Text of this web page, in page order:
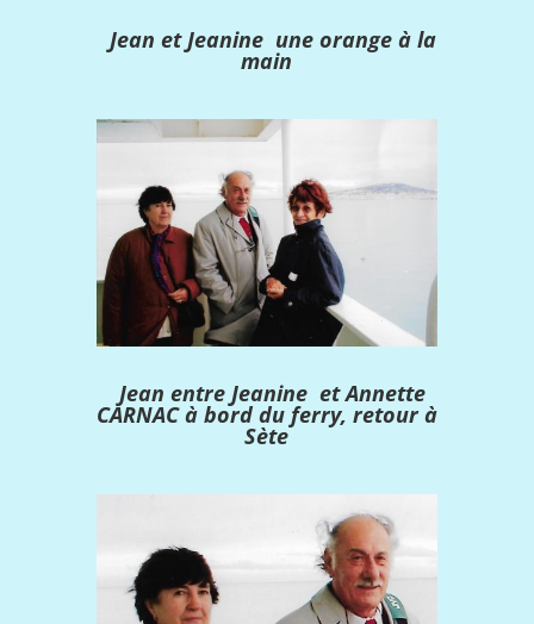
Jean et Jeanine une orange à la
main
Jean entre Jeanine et Annette
CARNAC à bord du ferry, retour à
Sète